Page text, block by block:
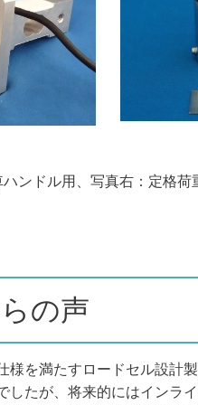
ンドル用、写真右：定格荷
の声
様を満たすロードセル設計
したが、将来的にはインラ